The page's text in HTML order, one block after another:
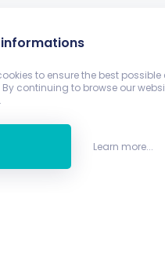
to ensure the best possible
continuing to browse our
Learn more...